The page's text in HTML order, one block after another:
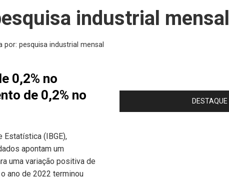
industrial mensal
por: pesquisa industrial mensal
0,2% no
de 0,2% no
(IBGE),
apontam um
uma variação positiva de
ano de 2022 terminou
DESTAQUE